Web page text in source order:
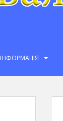
ІНФОРМАЦІЯ